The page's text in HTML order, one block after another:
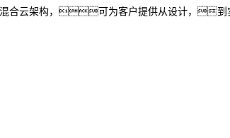
云架构，可为客户提供从设计，到